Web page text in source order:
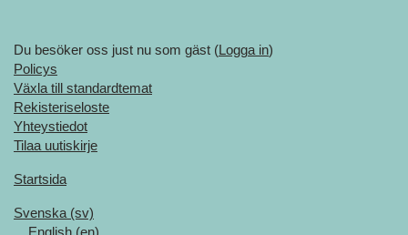
Du besöker oss just nu som gäst (Logga in)
Policys
Växla till standardtemat
Rekisteriseloste
Yhteystiedot
Tilaa uutiskirje
Startsida
Svenska ‎(sv)‎
English ‎(en)‎